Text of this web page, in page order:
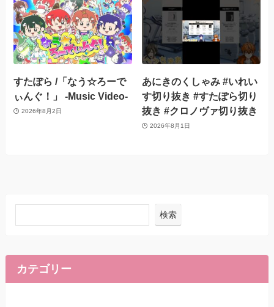
すたぽら /「なう☆ろーで
ぃんぐ！」 -Music Video-
2026年8月2日
あにきのくしゃみ #いれい
す切り抜き #すたぽら切り
抜き #クロノヴァ切り抜き
2026年8月1日
検索
カテゴリー